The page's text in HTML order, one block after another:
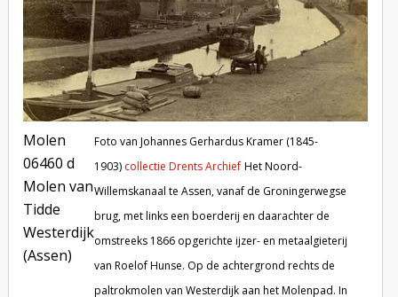
Molen
06460 d
Molen van
Tidde
Westerdijk
(Assen)
Foto van Johannes Gerhardus Kramer (1845-
1903) collectie Drents Archief Het Noord-
Willemskanaal te Assen, vanaf de Groningerwegse
brug, met links een boerderij en daarachter de
omstreeks 1866 opgerichte ijzer- en metaalgieterij
van Roelof Hunse. Op de achtergrond rechts de
paltrokmolen van Westerdijk aan het Molenpad. In